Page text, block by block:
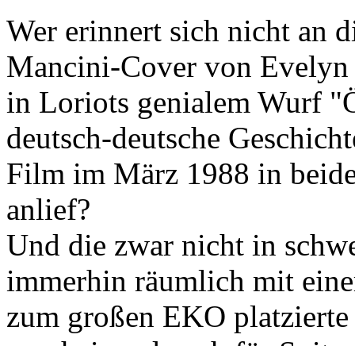
Wer erinnert sich nicht an
Mancini-Cover von Evelyn
in Loriots genialem Wurf
deutsch-deutsche
Film im März 1988 in
anlief?
Und die zwar nicht in
immerhin räumlich mit
zum großen EKO